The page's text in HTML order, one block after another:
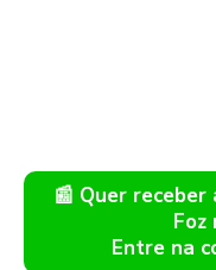
📰 Quer receber
Foz
Entre na